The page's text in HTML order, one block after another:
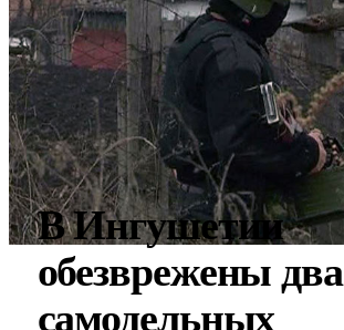
В Ингушетии
обезврежены два
самодельных